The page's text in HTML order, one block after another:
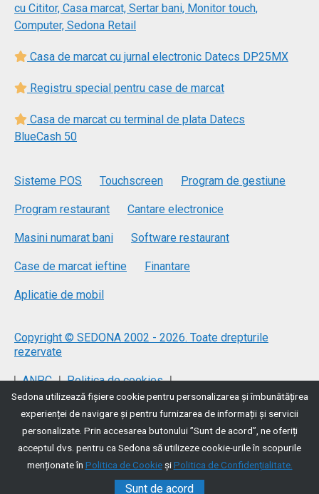
cu Cititor, Casa marcat, Sertar bani, Monitor touch,
Computer, Sedona Retail
Casa de marcat cu jurnal electronic Datecs DP25MX
Registru special pentru case de marcat
Casa de marcat cu terminal de plata Datecs
BlueCash 50
Sisteme POS Touchscreen Program de gestiune
Program restaurant Cantare electronice
Masini numarat bani Software restaurant
Case de marcat ieftine Finantare
Aplicatie de mobil
Copyright © SEDONA 2002 - 2026. Toate drepturile
rezervate
| ANPC | Politica de cookies |
Politica de protecție a datelor | Termeni si conditii
Sedona utilizează fişiere cookie pentru personalizarea și îmbunătățirea
experienței de navigare și pentru furnizarea de informații și servicii
personalizate. Prin accesarea butonului ”Sunt de acord”, ne oferiți
acceptul dvs. pentru ca Sedona să utilizeze cookie-urile în scopurile
menționate în Politica de CookieșiPolitica de Confidențialitate.
Sunt de acord